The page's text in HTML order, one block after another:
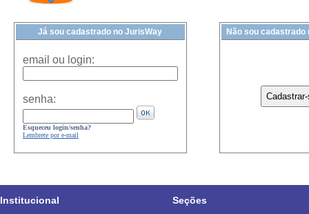
Já sou cadastrado no JurisWay
email ou login:
senha:
Esqueceu login/senha?
Lembrete por e-mail
Não sou cadastrado
Institucional Seções